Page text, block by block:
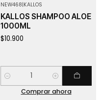
NEW468|KALLOS
KALLOS SHAMPOO ALOE
1000ML
$10.900
Cantidad
Comprar ahora